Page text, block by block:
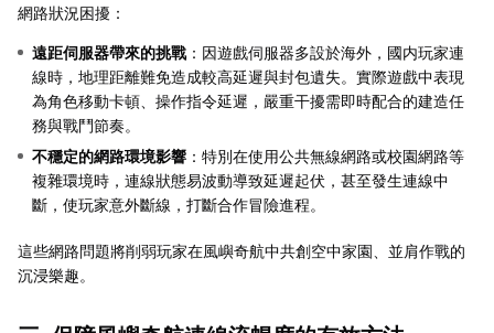
網路狀況困擾：
遠距伺服器帶來的挑戰 ：因遊戲伺服器多設於海外，國内玩家連
線時，地理距離難免造成較高延遲與封包遺失。實際遊戲中表現
為角色移動卡頓、操作指令延遲，嚴重干擾需即時配合的建造任
務與戰鬥節奏。
不穩定的網路環境影響 ：特別在使用公共無線網路或校園網路等
複雜環境時，連線狀態易波動導致延遲起伏，甚至發生連線中
斷，使玩家意外斷線，打斷合作冒險進程。
這些網路問題將削弱玩家在風嶼奇航中共創空中家園、並肩作戰的
沉浸樂趣。